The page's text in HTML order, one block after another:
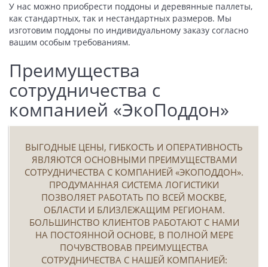
У нас можно приобрести поддоны и деревянные паллеты,
как стандартных, так и нестандартных размеров. Мы
изготовим поддоны по индивидуальному заказу согласно
вашим особым требованиям.
Преимущества
сотрудничества с
компанией «ЭкоПоддон»
ВЫГОДНЫЕ ЦЕНЫ, ГИБКОСТЬ И ОПЕРАТИВНОСТЬ
ЯВЛЯЮТСЯ ОСНОВНЫМИ ПРЕИМУЩЕСТВАМИ
СОТРУДНИЧЕСТВА С КОМПАНИЕЙ «ЭКОПОДДОН».
ПРОДУМАННАЯ СИСТЕМА ЛОГИСТИКИ
ПОЗВОЛЯЕТ РАБОТАТЬ ПО ВСЕЙ МОСКВЕ,
ОБЛАСТИ И БЛИЗЛЕЖАЩИМ РЕГИОНАМ.
БОЛЬШИНСТВО КЛИЕНТОВ РАБОТАЮТ С НАМИ
НА ПОСТОЯННОЙ ОСНОВЕ, В ПОЛНОЙ МЕРЕ
ПОЧУВСТВОВАВ ПРЕИМУЩЕСТВА
СОТРУДНИЧЕСТВА С НАШЕЙ КОМПАНИЕЙ: